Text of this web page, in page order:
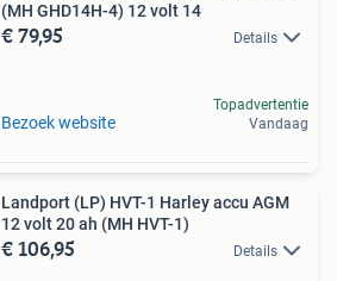
(MH GHD14H-4) 12 volt 14
€ 79,95 Details
Bezoek website
Topadvertentie
Vandaag
Landport (LP) HVT-1 Harley accu AGM
12 volt 20 ah (MH HVT-1)
€ 106,95 Details